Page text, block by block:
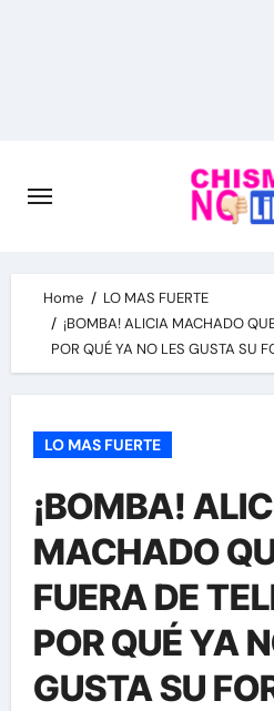
Home
LO MAS FUERTE
¡BOMBA! ALICIA MACHADO
POR QUÉ YA NO LES GUSTA SU
LO MAS FUERTE
¡BOMBA!
MACHADO
FUERA DE
POR QUÉ YA
GUSTA SU